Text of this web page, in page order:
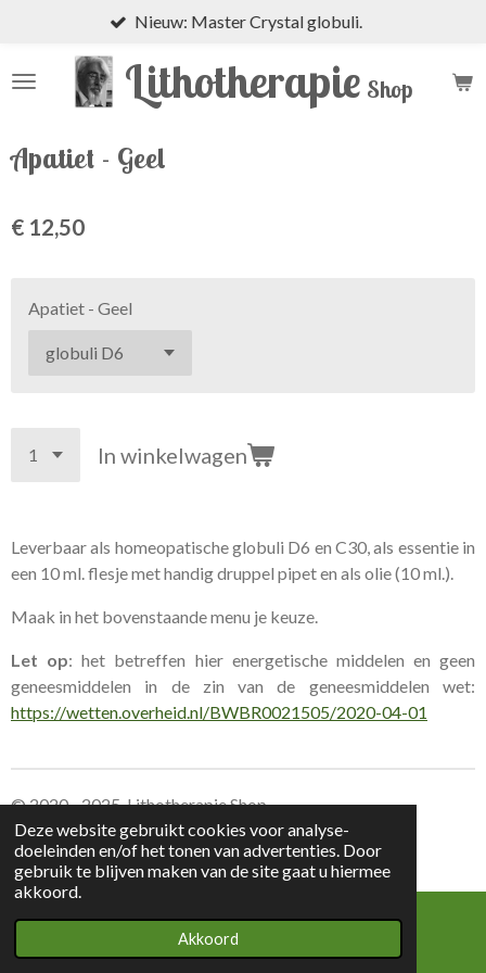
Deze website gebruikt cookies voor analyse-
doeleinden en/of het tonen van advertenties. Door
gebruik te blijven maken van de site gaat u hiermee
akkoord.
Akkoord
naar
Lithotherapie Shop
Nieuw: Master Crystal globuli.
Apatiet - Geel
€ 12,50
Apatiet - Geel
In winkelwagen
Leverbaar als homeopatische globuli D6 en C30, als essentie in
een 10 ml. flesje met handig druppel pipet en als olie (10 ml.).
Maak in het bovenstaande menu je keuze.
Let op: het betreffen hier energetische middelen en geen
geneesmiddelen in de zin van de geneesmiddelen wet:
https://wetten.overheid.nl/BWBR0021505/2020-04-01
© 2020 - 2025 Lithotherapie Shop
Leverings voorwaarden Lithotherapie Shop